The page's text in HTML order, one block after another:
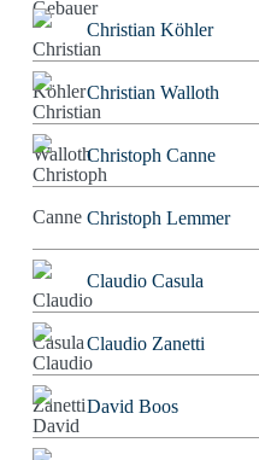
Christian Köhler
Christian Walloth
Christoph Canne
Christoph Lemmer
Claudio Casula
Claudio Zanetti
David Boos